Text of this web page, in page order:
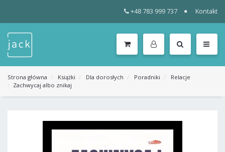
+48 783 999 737 Kontakt
KATEGORIE
MENU
Strona główna Książki Dla dorosłych Poradniki
Relacje
Zachwycaj albo znikaj